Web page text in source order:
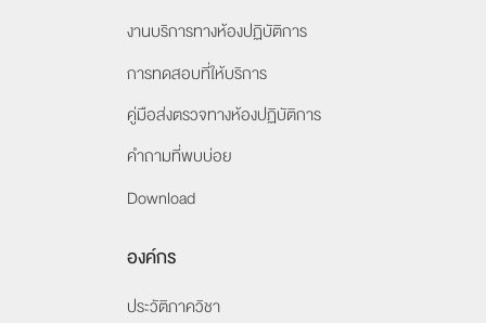
งานบริการทางห้องปฏิบัติการ
การทดสอบที่ให้บริการ
คู่มือส่งตรวจทางห้องปฏิบัติการ
คำถามที่พบบ่อย
Download
องค์กร
ประวัติภาควิชา